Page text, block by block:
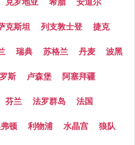
克罗地亚 希腊 安道尔
克斯坦 列支敦士登 捷克
瑞典 苏格兰 丹麦 波黑
斯 卢森堡 阿塞拜疆
芬兰 法罗群岛 法国
顿 利物浦 水晶宫 狼队